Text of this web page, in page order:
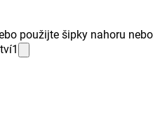
použijte šipky nahoru nebo
1